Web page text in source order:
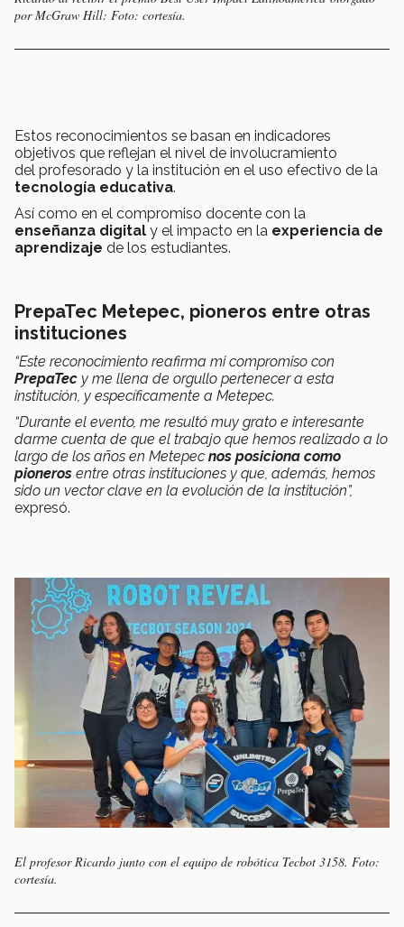
por McGraw Hill: Foto: cortesía.
Estos reconocimientos se basan en indicadores
objetivos que reflejan el nivel de involucramiento
del profesorado y la institución en el uso efectivo de la
tecnología educativa.
Así como en el compromiso docente con la
enseñanza digital y el impacto en la experiencia de
aprendizaje de los estudiantes.
PrepaTec Metepec, pioneros entre otras
instituciones
“Este reconocimiento reafirma mi compromiso con
PrepaTec y me llena de orgullo pertenecer a esta
institución, y específicamente a Metepec.
“Durante el evento, me resultó muy grato e interesante
darme cuenta de que el trabajo que hemos realizado a lo
largo de los años en Metepec nos posiciona como
pioneros entre otras instituciones y que, además, hemos
sido un vector clave en la evolución de la institución”,
expresó.
El profesor Ricardo junto con el equipo de robótica Tecbot 3158. Foto:
cortesía.